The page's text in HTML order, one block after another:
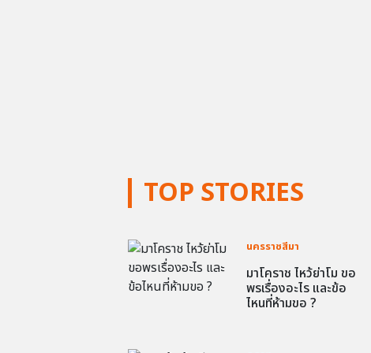
TOP STORIES
นครราชสีมา
มาโคราช ไหว้ย่าโม ขอ
พรเรื่องอะไร และข้อ
ไหนที่ห้ามขอ ?